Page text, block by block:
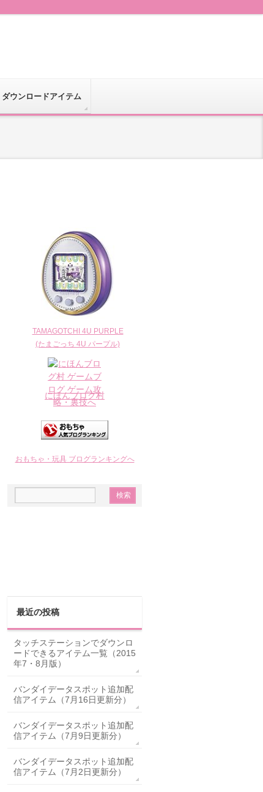
ダウンロードアイテム
TAMAGOTCHI 4U PURPLE
(たまごっち 4U パープル)
にほんブログ村
おもちゃ・玩具 ブログランキングへ
最近の投稿
タッチステーションでダウンロ
ードできるアイテム一覧（2015
年7・8月版）
バンダイデータスポット追加配
信アイテム（7月16日更新分）
バンダイデータスポット追加配
信アイテム（7月9日更新分）
バンダイデータスポット追加配
信アイテム（7月2日更新分）